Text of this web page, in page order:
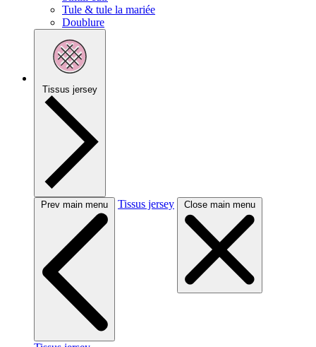
Tule & tule la mariée
Doublure
Tissus jersey
Prev main menu Tissus jersey Close main menu